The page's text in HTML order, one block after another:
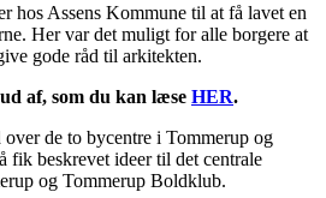
hos Assens Kommune til at få lavet en
Her var det muligt for alle borgere at
gode råd til arkitekten.
af, som du kan læse HER.
de to bycentre i Tommerup og
fik beskrevet ideer til det centrale
og Tommerup Boldklub.